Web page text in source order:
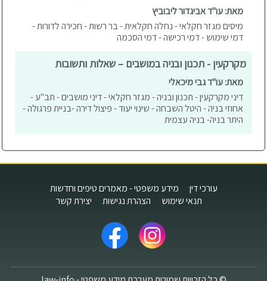
מאת: עו"ד אביגדור ליבוביץ
מיסים מגזר חקלאי - נחלה חקלאית - בר רשות - חכירה לדורות -
דמי שימוש - דמי רכישה - דמי הסכמה
מקרקעין - תכנון ובניה במושבים – שאלות ותשובות
מאת: עו"ד גבי מיכאלי
דיני מקרקעין - תכנון ובניה - מגזר חקלאי - דיני מושבים - תב"ע -
אחוזי בניה - היטל השבחה - שינוי יעוד - פיצול דירה -בניית פרגולה -
היתר בניה- בניה עצמית
עורכי דין
מידע משפטי - מאמרים טיפים וחדשות
תנאי שימוש
הצהרת נגישות יצירת קשר